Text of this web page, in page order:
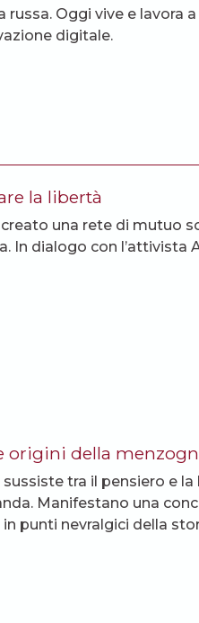
russa. Oggi vive e lavora
digitale.
la libertà
una rete di mutuo
In dialogo con l’attivista
origini della
tra il pensiero e
Manifestano una
punti nevralgici della